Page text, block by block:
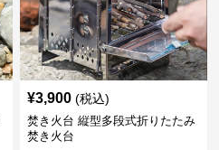
¥3,900 (税込)
焚き火台 縦型多段式折りたたみ
焚き火台